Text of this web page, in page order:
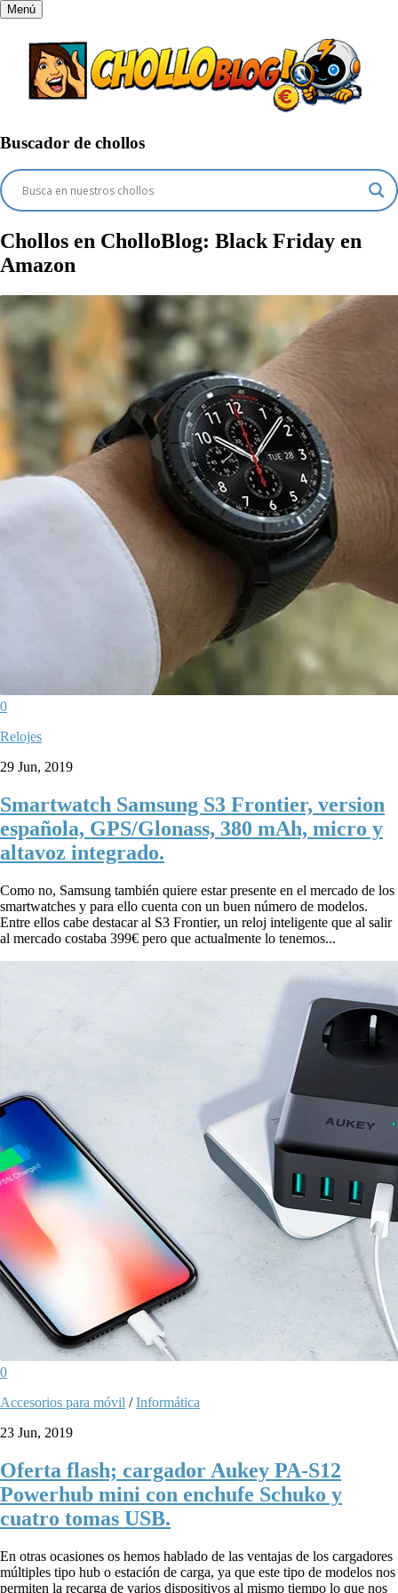
Menú
Buscador de chollos
Chollos en CholloBlog: Black Friday en
Amazon
0
Relojes
29 Jun, 2019
Smartwatch Samsung S3 Frontier, version
española, GPS/Glonass, 380 mAh, micro y
altavoz integrado.
Como no, Samsung también quiere estar presente en el mercado de los
smartwatches y para ello cuenta con un buen número de modelos.
Entre ellos cabe destacar al S3 Frontier, un reloj inteligente que al salir
al mercado costaba 399€ pero que actualmente lo tenemos...
0
Accesorios para móvil /Informática
23 Jun, 2019
Oferta flash; cargador Aukey PA-S12
Powerhub mini con enchufe Schuko y
cuatro tomas USB.
En otras ocasiones os hemos hablado de las ventajas de los cargadores
múltiples tipo hub o estación de carga, ya que este tipo de modelos nos
permiten la recarga de varios dispositivos al mismo tiempo lo que nos